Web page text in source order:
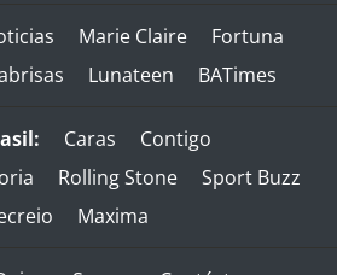
Marie Claire
Fortuna
Lunateen BATimes
Caras
Contigo
Rolling Stone
Sport Buzz
Maxima